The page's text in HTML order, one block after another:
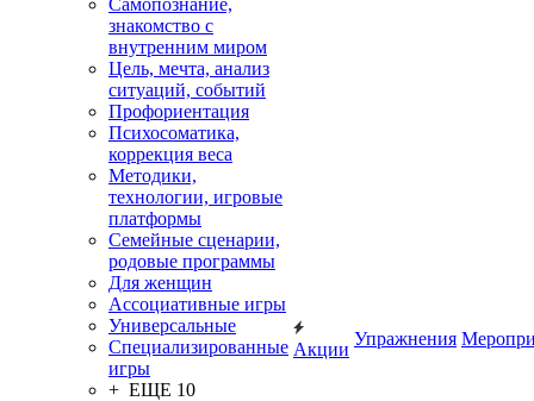
Самопознание,
знакомство с
внутренним миром
Цель, мечта, анализ
ситуаций, событий
Профориентация
Психосоматика,
коррекция веса
Методики,
технологии, игровые
платформы
Семейные сценарии,
родовые программы
Для женщин
Ассоциативные игры
Универсальные
Специализированные
игры
+ ЕЩЕ 10
Акции
Упражнения